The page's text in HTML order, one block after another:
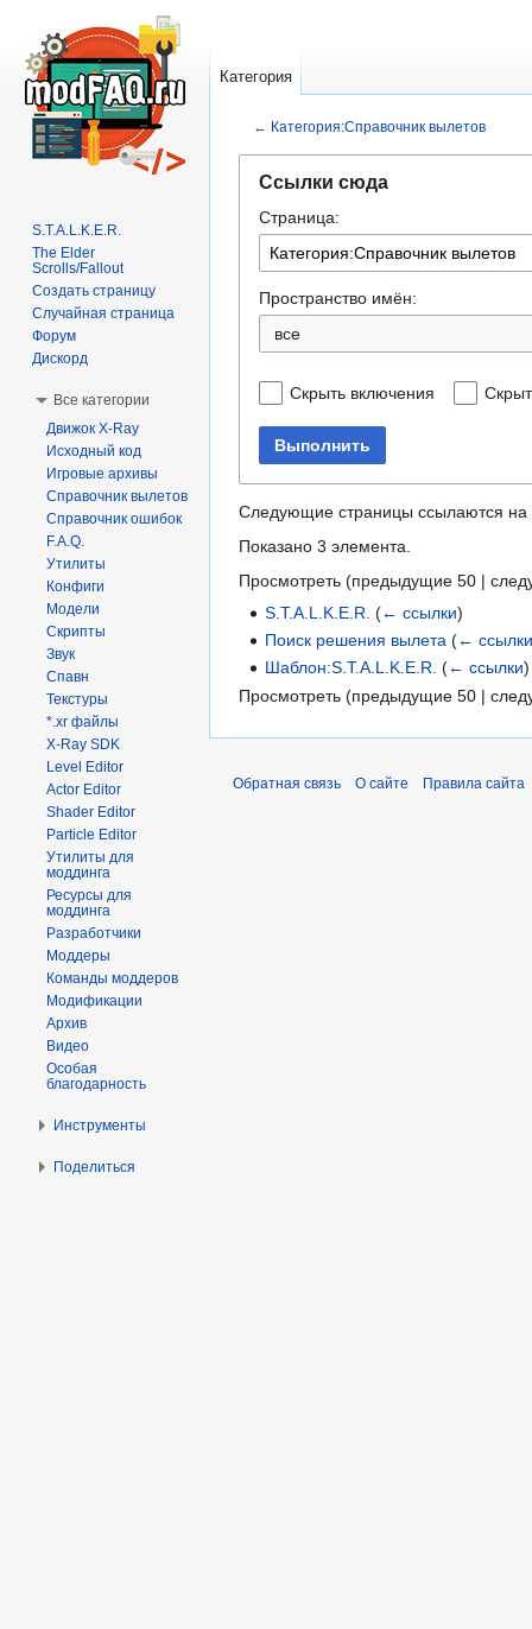
← Категория:Справочник вылетов
навигации
поиску
Ссылки сюда
Страница:
Пространство имён:
все
Скрыть включения
Выполнить
Следующие страницы ссылаются на
Показано 3 элемента.
Просмотреть (предыдущие 50 |
S.T.A.L.K.E.R. (← ссылки)
Поиск решения вылета (←
Шаблон:S.T.A.L.K.E.R. (← ссылки)
Просмотреть (предыдущие 50 |
Категория
S.T.A.L.K.E.R.
The Elder
Scrolls/Fallout
Создать страницу
Случайная страница
Форум
Дискорд
Все категории
Движок X-Ray
Исходный код
Игровые архивы
Справочник вылетов
Справочник ошибок
F.A.Q.
Утилиты
Конфиги
Модели
Скрипты
Звук
Спавн
Текстуры
*.xr файлы
X-Ray SDK
Level Editor
Actor Editor
Shader Editor
Particle Editor
Утилиты для
моддинга
Ресурсы для
моддинга
Разработчики
Моддеры
Команды моддеров
Модификации
Архив
Видео
Особая
благодарность
Инструменты
Поделиться
Обратная связь О сайте Правила сайта